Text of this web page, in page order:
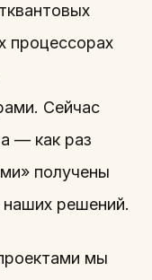
процессорах
Сейчас
— как раз
получены
решений.
мы